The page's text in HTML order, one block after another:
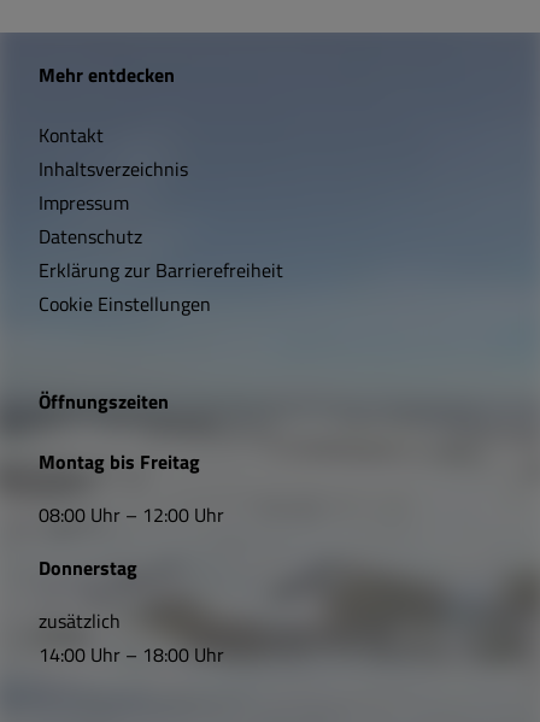
W
c
h
t
i
e
L
n
k
s
Mehr entdecken
Kontakt
Inhaltsverzeichnis
Impressum
Datenschutz
Erklärung zur Barrierefreiheit
Cookie Einstellungen
Öffnungszeiten
Montag bis Freitag
08:00 Uhr – 12:00 Uhr
Donnerstag
zusätzlich
14:00 Uhr – 18:00 Uhr